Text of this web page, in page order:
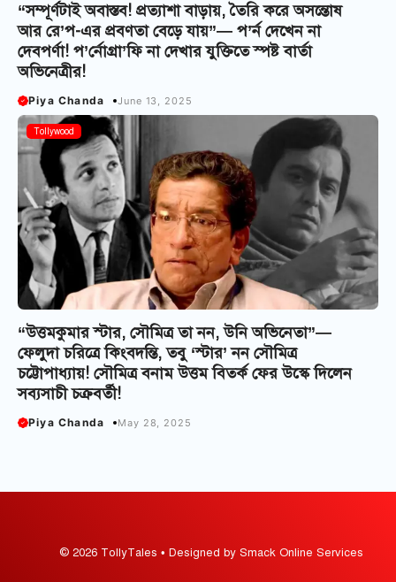
“সম্পূর্ণটাই অবাস্তব! প্রত্যাশা বাড়ায়, তৈরি করে অসন্তোষ
আর রে’প-এর প্রবণতা বেড়ে যায়”— প’র্ন দেখেন না
দেবপর্ণা! প’র্নোগ্রা’ফি না দেখার যুক্তিতে স্পষ্ট বার্তা
অভিনেত্রীর!
Piya Chanda June 13, 2025
Tollywood
“উত্তমকুমার স্টার, সৌমিত্র তা নন, উনি অভিনেতা”—
ফেলুদা চরিত্রে কিংবদন্তি, তবু ‘স্টার’ নন সৌমিত্র
চট্টোপাধ্যায়! সৌমিত্র বনাম উত্তম বিতর্ক ফের উস্কে দিলেন
সব্যসাচী চক্রবর্তী!
Piya Chanda May 28, 2025
© 2026 TollyTales • Designed by Smack Online Services